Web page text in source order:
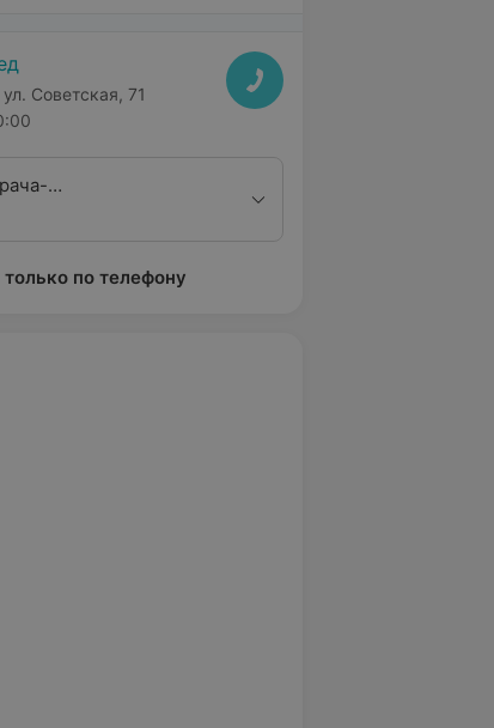
Советская, 71
фониатра к.м.н.
по телефону